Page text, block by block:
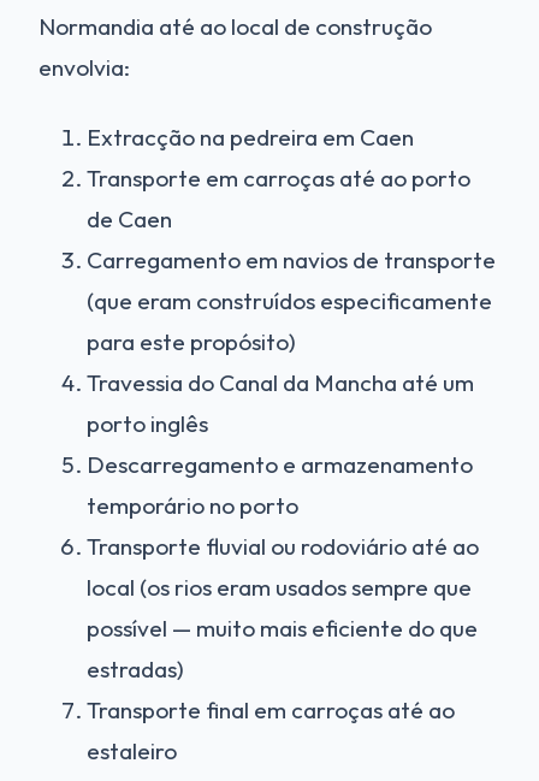
Normandia até ao local de construção
envolvia:
Extracção na pedreira em Caen
Transporte em carroças até ao porto
de Caen
Carregamento em navios de transporte
(que eram construídos especificamente
para este propósito)
Travessia do Canal da Mancha até um
porto inglês
Descarregamento e armazenamento
temporário no porto
Transporte fluvial ou rodoviário até ao
local (os rios eram usados sempre que
possível — muito mais eficiente do que
estradas)
Transporte final em carroças até ao
estaleiro